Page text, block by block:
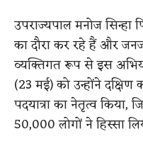
उपराज्यपाल मनोज सिन्हा
का दौरा कर रहे हैं और
व्यक्तिगत रूप से इस
(23 मई) को उन्होंने
पदयात्रा का नेतृत्व
50,000 लोगों ने हिस्सा